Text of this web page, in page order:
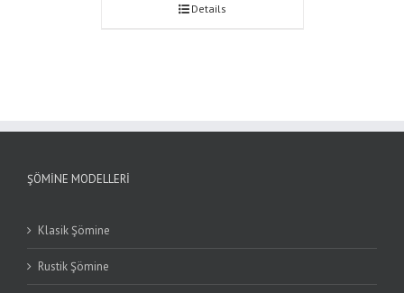
Details
ŞÖMINE MODELLERI
Klasik Şömine
Rustik Şömine